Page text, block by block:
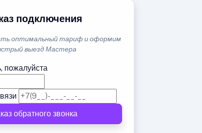
подключения
оптимальный тариф и оформим
выезд Мастера
пожалуйста
обратного звонка